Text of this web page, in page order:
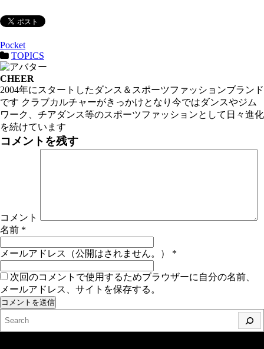
Pocket
TOPICS
CHEER
2004年にスタートしたダンス＆スポーツファッションブランド
です クラブカルチャーがきっかけとなり今ではダンスやジム
ワーク、チアダンス等のスポーツファッションとして日々進化
を続けています
コメントを残す
コメント
名前 *
メールアドレス（公開はされません。） *
次回のコメントで使用するためブラウザーに自分の名前、
メールアドレス、サイトを保存する。